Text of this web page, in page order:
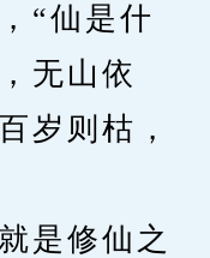
“仙是什
无山依
岁则枯，
修仙之